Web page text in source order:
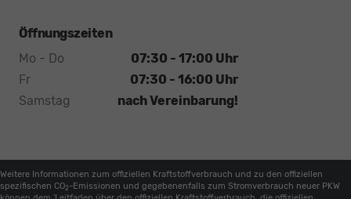
Öffnungszeiten
Mo - Do
07:30 - 17:00 Uhr
Fr
07:30 - 16:00 Uhr
Samstag
nach Vereinbarung!
Weitere Informationen zum offiziellen Kraftstoffverbrauch und zu den offiziellen
spezifischen CO2 -Emissionen und gegebenenfalls zum Stromverbrauch neuer PKW